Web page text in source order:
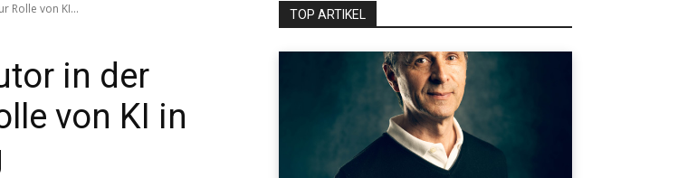
Rolle von KI...
in der
von KI in
TOP ARTIKEL